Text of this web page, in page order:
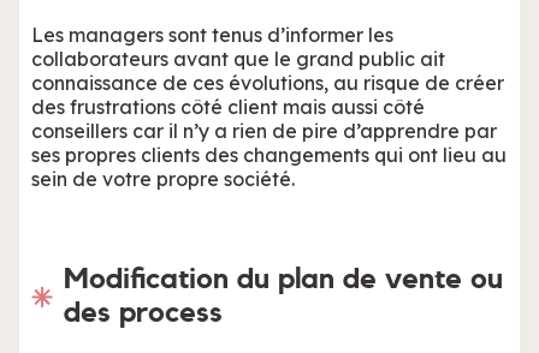
Les managers sont tenus d’informer les
collaborateurs avant que le grand public ait
connaissance de ces évolutions, au risque de créer
des frustrations côté client mais aussi côté
conseillers car il n’y a rien de pire d’apprendre par
ses propres clients des changements qui ont lieu au
sein de votre propre société.
Modification du plan de vente ou
des process